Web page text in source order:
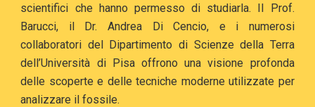
scientifici che hanno permesso di studiarla. Il Prof.
Barucci, il Dr. Andrea Di Cencio, e i numerosi
collaboratori del Dipartimento di Scienze della Terra
dell’Università di Pisa offrono una visione profonda
delle scoperte e delle tecniche moderne utilizzate per
analizzare il fossile.